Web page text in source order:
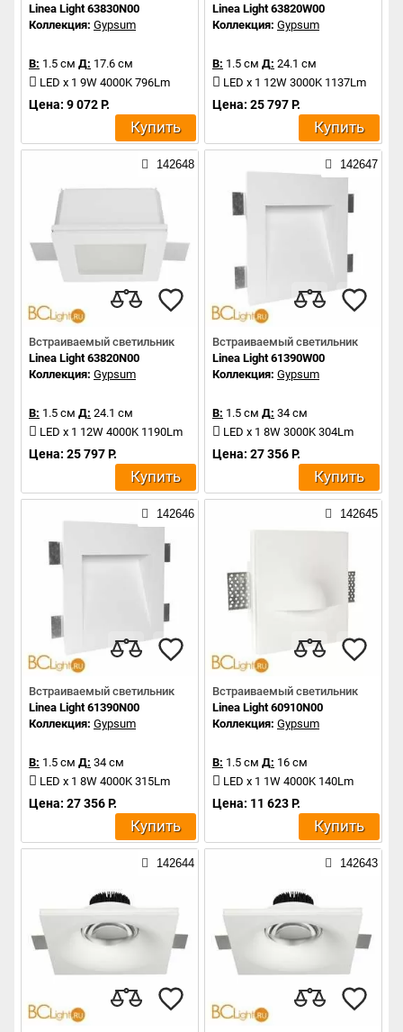
Linea Light 63830N00
Коллекция: Gypsum
В: 1.5 см Д: 17.6 см
LED x 1 9W 4000K 796Lm
Цена: 9 072 Р.
Купить
Linea Light 63820W00
Коллекция: Gypsum
В: 1.5 см Д: 24.1 см
LED x 1 12W 3000K 1137Lm
Цена: 25 797 Р.
Купить
142648
Встраиваемый светильник
Linea Light 63820N00
Коллекция: Gypsum
В: 1.5 см Д: 24.1 см
LED x 1 12W 4000K 1190Lm
Цена: 25 797 Р.
Купить
142647
Встраиваемый светильник
Linea Light 61390W00
Коллекция: Gypsum
В: 1.5 см Д: 34 см
LED x 1 8W 3000K 304Lm
Цена: 27 356 Р.
Купить
142646
Встраиваемый светильник
Linea Light 61390N00
Коллекция: Gypsum
В: 1.5 см Д: 34 см
LED x 1 8W 4000K 315Lm
Цена: 27 356 Р.
Купить
142645
Встраиваемый светильник
Linea Light 60910N00
Коллекция: Gypsum
В: 1.5 см Д: 16 см
LED x 1 1W 4000K 140Lm
Цена: 11 623 Р.
Купить
142644 142643